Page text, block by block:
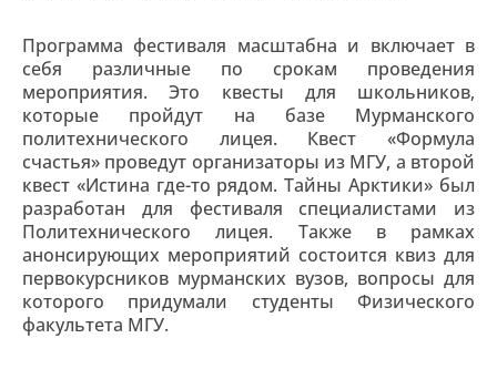
Программа фестиваля масштабна и включает в
себя различные по срокам проведения
мероприятия. Это квесты для школьников,
которые пройдут на базе Мурманского
политехнического лицея. Квест «Формула
счастья» проведут организаторы из МГУ, а второй
квест «Истина где-то рядом. Тайны Арктики» был
разработан для фестиваля специалистами из
Политехнического лицея. Также в рамках
анонсирующих мероприятий состоится квиз для
первокурсников мурманских вузов, вопросы для
которого придумали студенты Физического
факультета МГУ.